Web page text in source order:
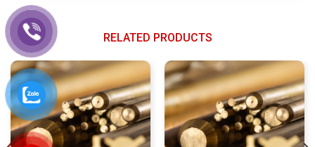
RELATED PRODUCTS